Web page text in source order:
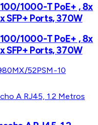
1000-T PoE+ , 8x
SFP+ Ports, 370W
1000-T PoE+ , 8x
SFP+ Ports, 370W
52PSM-10